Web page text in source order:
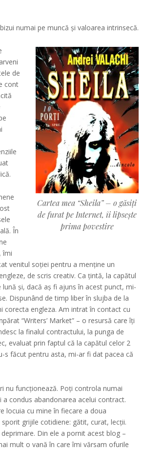
numai pe muncă și valoarea intrinsecă.
Cartea mea “Sheila” – o găsiți
de furat pe Internet, îi lipsește
prima povestire
de
cont
În
îmi
venitul soției pentru a menține un
de scris creativ. Ca țintă, la capătul
și, dacă aș fi ajuns în acest punct, mi-
Dispunând de timp liber în slujba de la
corecta engleza. Am intrat în contact cu
“Writers’ Market” – o resursă care îți
la finalul contractului, la punga de
evaluat prin faptul că la capătul celor 2
s făcut pentru asta, mi-ar fi dat pacea că
nu funcționează. Poți controla numai
condus abandonarea acelui contract.
locuia cu mine în fiecare a doua
grijile cotidiene: gătit, curat, lecții.
Din ele a pornit acest blog –
mult o vană în care îmi vărsam ofurile